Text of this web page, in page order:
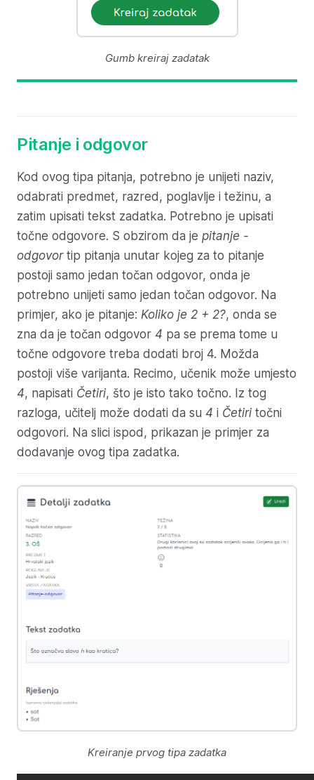
Gumb kreiraj zadatak
Pitanje i odgovor
Kod ovog tipa pitanja, potrebno je unijeti naziv,
odabrati predmet, razred, poglavlje i težinu, a
zatim upisati tekst zadatka. Potrebno je upisati
točne odgovore. S obzirom da je pitanje -
odgovortip pitanja unutar kojeg za to pitanje
postoji samo jedan točan odgovor, onda je
potrebno unijeti samo jedan točan odgovor. Na
primjer, ako je pitanje: Koliko je 2 + 2?, onda se
zna da je točan odgovor 4 pa se prema tome u
točne odgovore treba dodati broj 4. Možda
postoji više varijanta. Recimo, učenik može umjesto
4, napisati Četiri, što je isto tako točno. Iz tog
razloga, učitelj može dodati da su 4 i Četiri točni
odgovori. Na slici ispod, prikazan je primjer za
dodavanje ovog tipa zadatka.
Kreiranje prvog tipa zadatka